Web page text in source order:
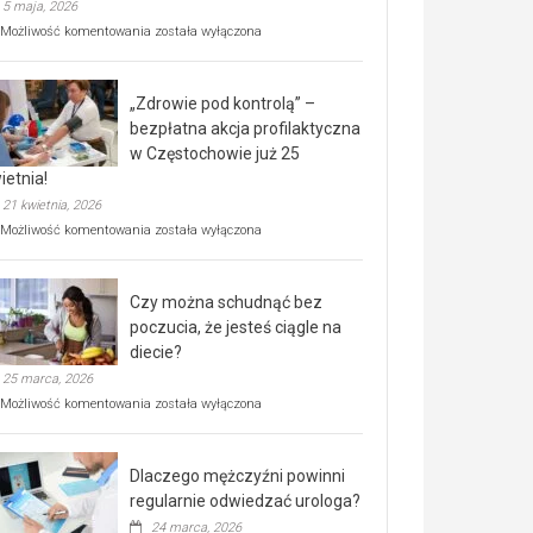
5 maja, 2026
Możliwość komentowania Rusza
rehabilitacji
dla
seniorów!
została wyłączona
„Zdrowie pod kontrolą” –
bezpłatna akcja profilaktyczna
w Częstochowie już 25
21 kwietnia, 2026
Możliwość komentowania „Zdrowie
bezpłatna
akcja
profilaktyczna
w
już
kwietnia!
została wyłączona
Czy można schudnąć bez
poczucia, że jesteś ciągle na
diecie?
25 marca, 2026
Możliwość komentowania Czy
poczucia,
że
została wyłączona
Dlaczego mężczyźni powinni
regularnie odwiedzać urologa?
24 marca, 2026